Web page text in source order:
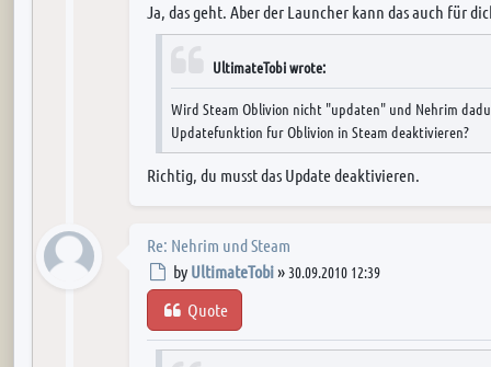
Ja, das geht. Aber der Launcher kann das auch für
UltimateTobi wrote:
Wird Steam Oblivion nicht "updaten" und Nehrim
Updatefunktion fur Oblivion in Steam deaktivieren?
Richtig, du musst das Update deaktivieren.
Re: Nehrim und Steam
Post
by UltimateTobi» 30.09.2010 12:39
Quote